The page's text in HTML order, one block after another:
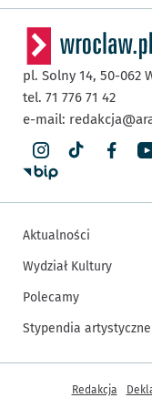
pl. Solny 14, 50-062
tel. 71 776 71 42
e-mail:
Aktualności
Wydział Kultury
Polecamy
Stypendia artystyczne
Inne
Redakcja